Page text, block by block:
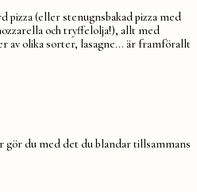
pizza (eller stenugnsbakad pizza med
och tryffelolja!), allt med
av olika sorter, lasagne… är framförallt
gör du med det du blandar tillsammans